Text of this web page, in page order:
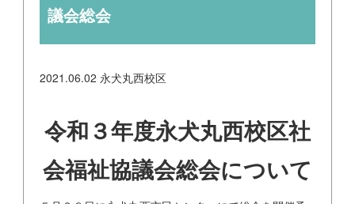
議会総会
2021.06.02 永犬丸西校区
令和３年度永犬丸西校区社
会福祉協議会総会について